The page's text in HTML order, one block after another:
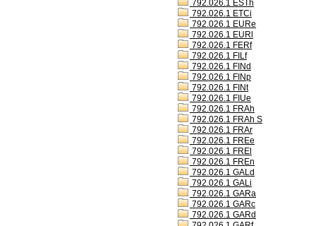
792.026.1 ESTh
792.026.1 ETCi
792.026.1 EURe
792.026.1 EURl
792.026.1 FERf
792.026.1 FILf
792.026.1 FINd
792.026.1 FINp
792.026.1 FINt
792.026.1 FIUe
792.026.1 FRAh
792.026.1 FRAh S
792.026.1 FRAr
792.026.1 FREe
792.026.1 FREl
792.026.1 FREn
792.026.1 GALd
792.026.1 GALi
792.026.1 GARa
792.026.1 GARc
792.026.1 GARd